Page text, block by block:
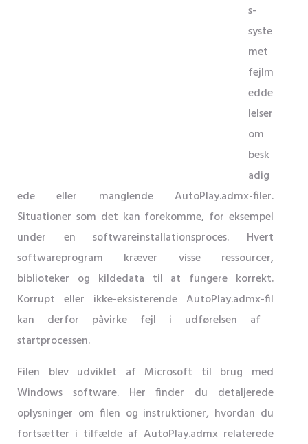
s-
syste
met
fejlm
edde
lelser
om
besk
adig
ede eller manglende AutoPlay.admx-filer.
Situationer som det kan forekomme, for eksempel
under en softwareinstallationsproces. Hvert
softwareprogram kræver visse ressourcer,
biblioteker og kildedata til at fungere korrekt.
Korrupt eller ikke-eksisterende AutoPlay.admx-fil
kan derfor påvirke fejl i udførelsen af ​​
startprocessen.
Filen blev udviklet af Microsoft til brug med
Windows software. Her finder du detaljerede
oplysninger om filen og instruktioner, hvordan du
fortsætter i tilfælde af AutoPlay.admx relaterede